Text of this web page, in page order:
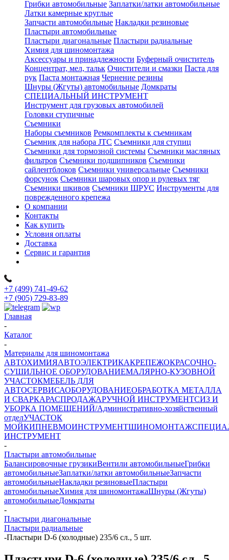
Грибки автомобильные Заплатки/латки автомобильные
Латки камерные круглые
Запчасти автомобильные Накладки резиновые
Пластыри автомобильные
Пластыри диагональные Пластыри радиальные
Химия для шиномонтажа
Аксессуары и принадлежности Буферный очиститель
Концентрат, мел, тальк Очистители и смазки Паста для
рук Паста монтажная Чернение резины
Шнуры (Жгуты) автомобильные Домкраты
СПЕЦИАЛЬНЫЙ ИНСТРУМЕНТ
Инструмент для грузовых автомобилей
Головки ступичные
Съемники
Наборы съемников Ремкомплекты к съемникам
Съемник для набора JTC Съемники для ступиц
Съемники для тормозной системы Съемники масляных
фильтров Съемники подшипников Съемники
сайлентблоков Съемники универсальные Съемники
форсунок Съемники шаровых опор и рулевых тяг
Съемники шкивов Съемники ШРУС Инструменты для
поврежденного крепежа
О компании
Контакты
Как купить
Условия оплаты
Доставка
Сервис и гарантия
+7 (499) 741-49-62
+7 (905) 729-83-89
Главная
-
Каталог
-
Материалы для шиномонтажа
АВТОХИМИЯАВТОЭЛЕКТРИКАКРЕПЕЖОКРАСОЧНО-
СУШИЛЬНОЕ ОБОРУДОВАНИЕМАЛЯРНО-КУЗОВНОЙ
УЧАСТОКМЕБЕЛЬ ДЛЯ
АВТОСЕРВИСАОБОРУДОВАНИЕОБРАБОТКА МЕТАЛЛА
И СВАРКАРАСПРОДАЖАРУЧНОЙ ИНСТРУМЕНТСИЗ И
УБОРКА ПОМЕЩЕНИЙ/Административно-хозяйственный
отделУЧАСТОК
МОЙКИПНЕВМОИНСТРУМЕНТШИНОМОНТАЖ
ИНСТРУМЕНТ
-
Пластыри автомобильные
Балансировочные грузикиВентили автомобильныеГрибки
автомобильныеЗаплатки/латки автомобильныеЗапчасти
автомобильныеНакладки резиновыеПластыри
автомобильныеХимия для шиномонтажаШнуры (Жгуты)
автомобильныеДомкраты
-
Пластыри диагональные
Пластыри радиальные
-Пластыри D-6 (холодные) 235/6 сл., 5 шт.